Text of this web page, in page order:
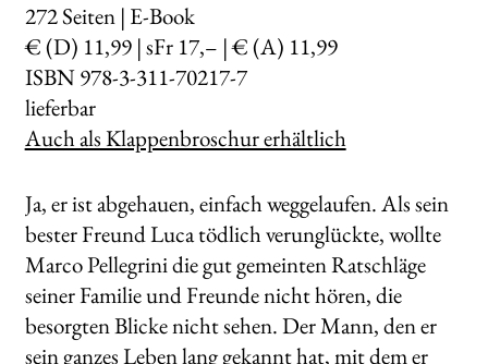
272Seiten | E-Book
€ (D) 11,99 | sFr 17,– | € (A) 11,99
ISBN 978-3-311-70217-7
lieferbar
Auch als Klappenbroschur erhältlich
Ja, er ist abgehauen, einfach weggelaufen. Als sein
bester Freund Luca tödlich verunglückte, wollte
Marco Pellegrini die gut gemeinten Ratschläge
seiner Familie und Freunde nicht hören, die
besorgten Blicke nicht sehen. Der Mann, den er
sein ganzes Leben lang gekannt hat, mit dem er